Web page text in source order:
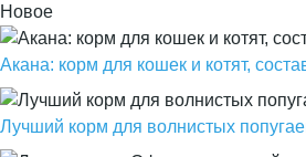
Новое
Акана: корм для кошек и котят,
Лучший корм для волнистых